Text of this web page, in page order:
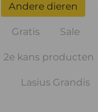
Andere dieren
Gratis Sale
2e kans producten
Lasius Grandis